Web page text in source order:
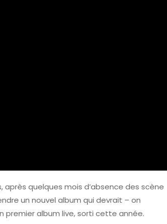
quelques mois d’absence des scène
un nouvel album qui devrait – on
premier album live, sorti cette année.